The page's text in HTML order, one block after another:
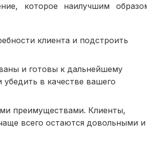
которое наилучшим
клиента и подстроить
и готовы к дальнейшему
в качестве вашего
преимуществами. Клиенты,
всего остаются довольными и